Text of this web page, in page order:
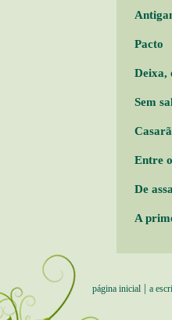
Pacto
Deixa,
Sem
Entre
De
A
página inicial a